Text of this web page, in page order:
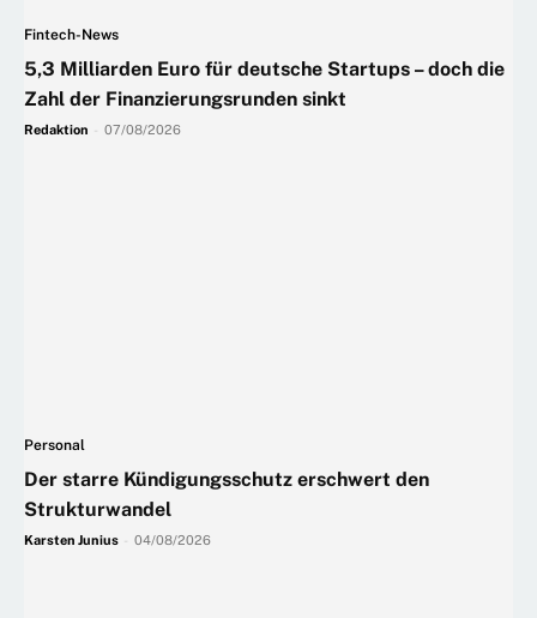
Fintech-News
5,3 Milliarden Euro für deutsche Startups – doch die
Zahl der Finanzierungsrunden sinkt
Redaktion 07/08/2026
Personal
Der starre Kündigungsschutz erschwert den
Strukturwandel
Karsten Junius 04/08/2026